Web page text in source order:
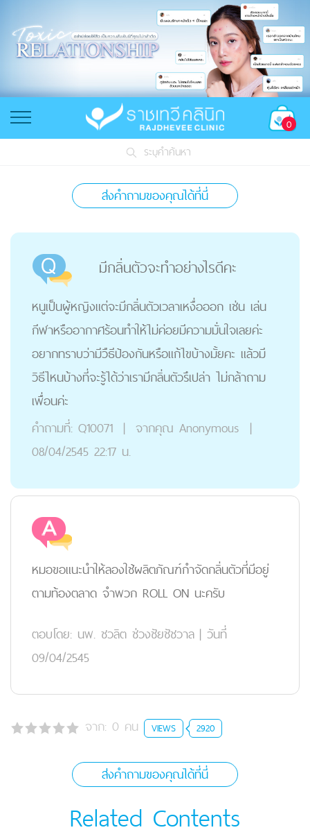
0
ระบุคำค้นหา
ส่งคำถามของคุณได้ที่นี่
มีกลิ่นตัวจะทําอย่างไรดีคะ
หนูเป็นผู้หญิงแต่จะมีกลิ่นตัวเวลาเหงื่อออก เช่น เล่น
กีฬาหรืออากาศร้อนทําให้ไม่ค่อยมีความมั่นใจเลยค่ะ
อยากทราบว่ามีวืธีป้องกันหรือแก้ไขบ้างมั้ยคะ แล้วมี
วิธีไหนบ้างที่จะรู้ได้ว่าเรามีกลิ่นตัวรึเปล่า ไม่กล้าถาม
เพื่อนค่ะ
คำถามที่: Q10071 | จากคุณ Anonymous |
08/04/2545 22:17 น.
หมอขอแนะนำให้ลองใช้ผลิตภัณฑ์กำจัดกลิ่นตัวที่มีอยู่
ตามท้องตลาด จำพวก ROLL ON นะครับ
ตอบโดย: นพ. ชวลิต ช่วงชัยชัชวาล | วันที่
09/04/2545
จาก: 0 คน VIEWS 2920
ส่งคำถามของคุณได้ที่นี่
Related Contents